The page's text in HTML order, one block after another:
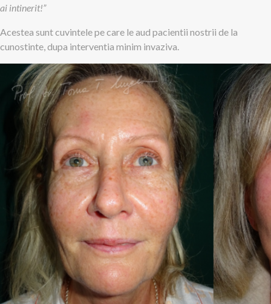
ai intinerit!”
Acestea sunt cuvintele pe care le aud pacientii nostrii de la
cunostinte, dupa interventia minim invaziva.